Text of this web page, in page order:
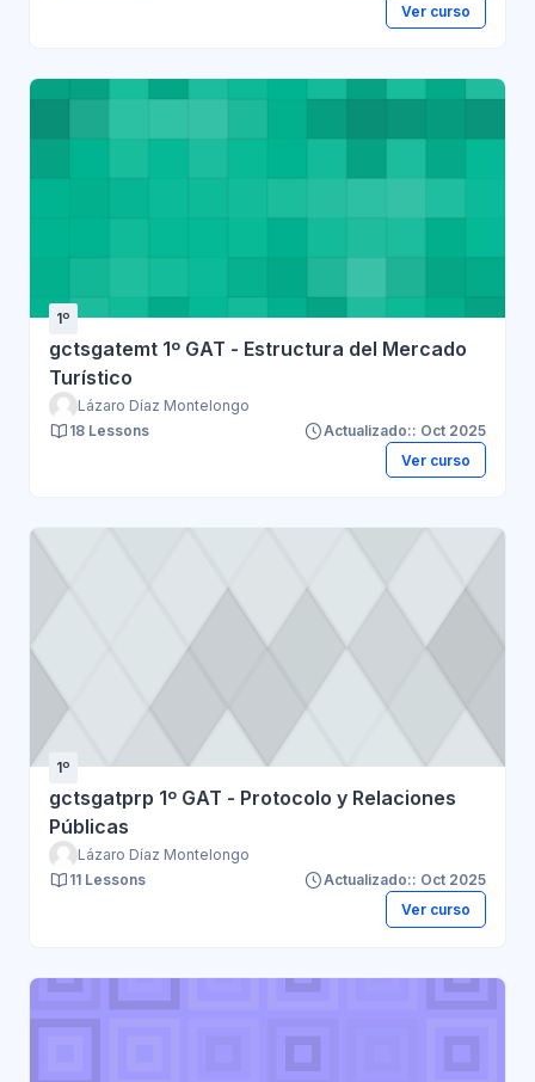
Ver curso
1º
gctsgatemt 1º GAT - Estructura del Mercado
Turístico
Lázaro Díaz Montelongo
18 Lessons
Actualizado:: Oct 2025
Ver curso
1º
gctsgatprp 1º GAT - Protocolo y Relaciones
Públicas
Lázaro Díaz Montelongo
11 Lessons
Actualizado:: Oct 2025
Ver curso